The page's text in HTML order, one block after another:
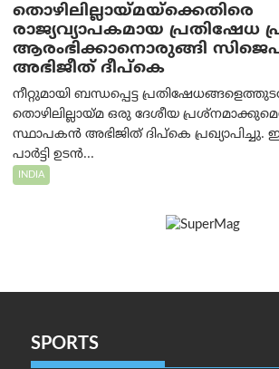
തൊഴിലില്ലായ്മയ്ക്കെതിരെ
രാജ്യവ്യാപകമായ പ്രതിഷേധ
ആരംഭിക്കാനൊരുങ്ങി
അഭിജീത് ദീപ്കെ
നീറ്റുമായി ബന്ധപ്പെട്ട
തൊഴിലില്ലായ്മ ഒരു ദേശീയ
സ്ഥാപകൻ അഭിജിത് ദിപ്കെ
പാർട്ടി ഉടൻ...
INDIA
SPORTS